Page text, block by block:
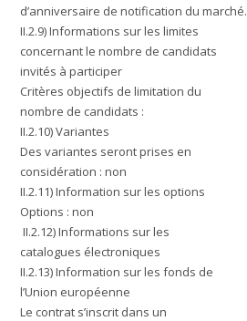
d’anniversaire de notification du marché.
II.2.9) Informations sur les limites
concernant le nombre de candidats
invités à participer
Critères objectifs de limitation du
nombre de candidats :
II.2.10) Variantes
Des variantes seront prises en
considération : non
II.2.11) Information sur les options
Options : non
II.2.12) Informations sur les
catalogues électroniques
II.2.13) Information sur les fonds de
l’Union européenne
Le contrat s’inscrit dans un